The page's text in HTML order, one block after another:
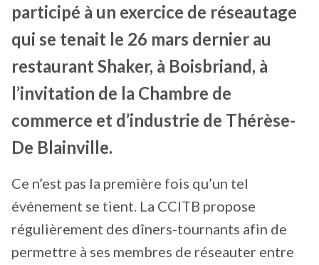
participé à un exercice de réseautage
qui se tenait le 26 mars dernier au
restaurant Shaker, à Boisbriand, à
l’invitation de la Chambre de
commerce et d’industrie de Thérèse-
De Blainville.
Ce n’est pas la première fois qu’un tel
événement se tient. La CCITB propose
régulièrement des dîners-tournants afin de
permettre à ses membres de réseauter entre